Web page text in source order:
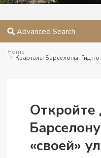
Advanced Search
Home
Кварталы Барселоны: Гид
Откройте
«своей»